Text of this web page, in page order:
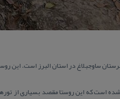
ساوجبلاغ در استان البرز است. این
است كه این روستا مقصد بسیاری از